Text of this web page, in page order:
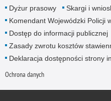
Dyżur prasowy
Skargi i
Komendant Wojewódzki Policji
Dostęp do informacji publicznej
Zasady zwrotu kosztów
Deklaracja dostępności strony
Ochrona danych